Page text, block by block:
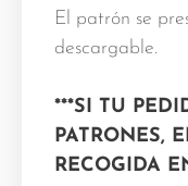
El patrón se
descargable.
***SI TU
PATRONES,
RECOGIDA